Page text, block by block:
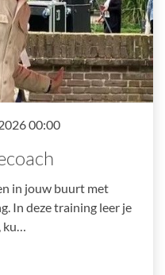
00:00
in jouw buurt met
In deze training leer je
ku…